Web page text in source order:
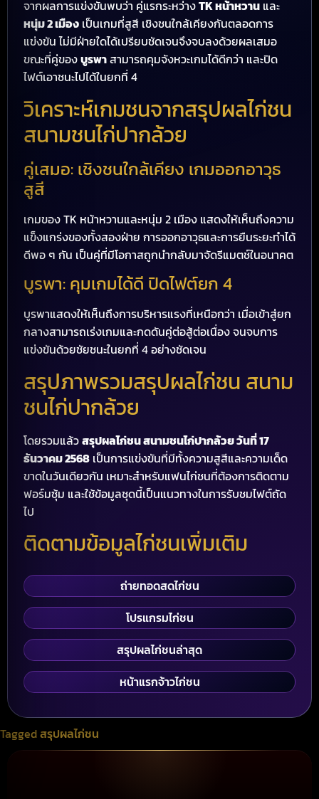
จากผลการแข่งขันพบว่า คู่แรกระหว่างTK หน้าหวาน และ
หนุ่ม 2 เมือง เป็นเกมที่สูสี เชิงชนใกล้เคียงกันตลอดการ
แข่งขัน ไม่มีฝ่ายใดได้เปรียบชัดเจนจึงจบลงด้วยผลเสมอ
ขณะที่คู่ของบูรพาสามารถคุมจังหวะเกมได้ดีกว่า และปิด
ไฟต์เอาชนะไปได้ในยกที่ 4
วิเคราะห์เกมชนจากสรุปผลไก่ชน
สนามชนไก่ปากล้วย
คู่เสมอ: เชิงชนใกล้เคียง เกมออกอาวุธ
สูสี
เกมของ TK หน้าหวานและหนุ่ม 2 เมือง แสดงให้เห็นถึงความ
แข็งแกร่งของทั้งสองฝ่าย การออกอาวุธและการยืนระยะทำได้
ดีพอ ๆ กัน เป็นคู่ที่มีโอกาสถูกนำกลับมาจัดรีแมตช์ในอนาคต
บูรพา: คุมเกมได้ดี ปิดไฟต์ยก 4
บูรพาแสดงให้เห็นถึงการบริหารแรงที่เหนือกว่า เมื่อเข้าสู่ยก
กลางสามารถเร่งเกมและกดดันคู่ต่อสู้ต่อเนื่อง จนจบการ
แข่งขันด้วยชัยชนะในยกที่ 4 อย่างชัดเจน
สรุปภาพรวมสรุปผลไก่ชน สนาม
ชนไก่ปากล้วย
โดยรวมแล้วสรุปผลไก่ชน สนามชนไก่ปากล้วย วันที่ 17
ธันวาคม 2568 เป็นการแข่งขันที่มีทั้งความสูสีและความเด็ด
ขาดในวันเดียวกัน เหมาะสำหรับแฟนไก่ชนที่ต้องการติดตาม
ฟอร์มซุ้ม และใช้ข้อมูลชุดนี้เป็นแนวทางในการรับชมไฟต์ถัด
ไป
ติดตามข้อมูลไก่ชนเพิ่มเติม
ถ่ายทอดสดไก่ชน
โปรแกรมไก่ชน
สรุปผลไก่ชนล่าสุด
หน้าแรกจ้าวไก่ชน
Taggedสรุปผลไก่ชน